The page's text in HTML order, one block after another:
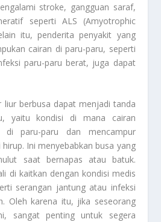
stroke, gangguan saraf,
seperti ALS (Amyotrophic
itu, penderita penyakit yang
cairan di paru-paru, seperti
paru-paru berat, juga dapat
liur berbusa dapat menjadi tanda
yaitu kondisi di mana cairan
di paru-paru dan mencampur
Ini menyebabkan busa yang
saat bernapas atau batuk.
di kaitkan dengan kondisi medis
serangan jantung atau infeksi
Oleh karena itu, jika seseorang
sangat penting untuk segera